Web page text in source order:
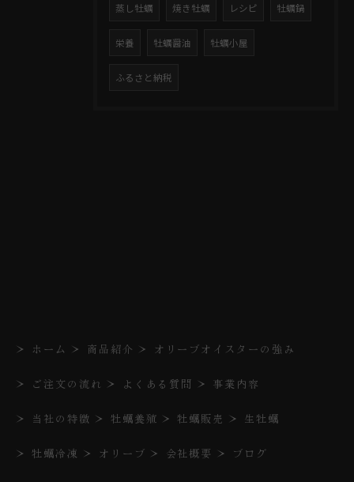
蒸し牡蠣 焼き牡蠣 レシピ 牡蠣鍋
栄養 牡蠣醤油 牡蠣小屋
ふるさと納税
ホーム 商品紹介 オリーブオイスターの強み
ご注文の流れ よくある質問 事業内容
当社の特徴 牡蠣養殖 牡蠣販売 生牡蠣
牡蠣冷凍 オリーブ 会社概要 ブログ